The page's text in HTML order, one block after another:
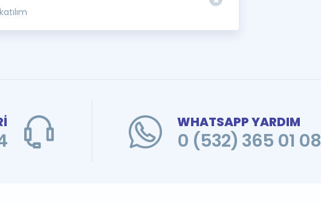
WHATSAPP YARDIM
0 (532) 365 01 08